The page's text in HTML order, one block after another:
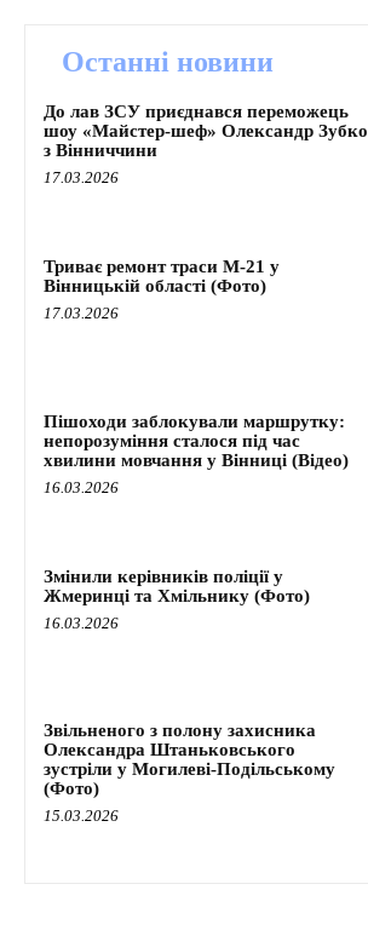
Останні новини
До лав ЗСУ приєднався переможець
шоу «Майстер-шеф» Олександр Зубко
з Вінниччини
17.03.2026
Триває ремонт траси М-21 у
Вінницькій області (Фото)
17.03.2026
Пішоходи заблокували маршрутку:
непорозуміння сталося під час
хвилини мовчання у Вінниці (Відео)
16.03.2026
Змінили керівників поліції у
Жмеринці та Хмільнику (Фото)
16.03.2026
Звільненого з полону захисника
Олександра Штаньковського
зустріли у Могилеві-Подільському
(Фото)
15.03.2026